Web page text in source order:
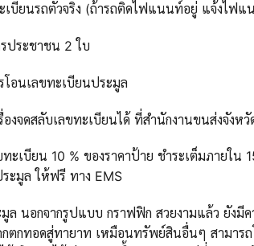
เบียนรถตัวจริง (ถ้ารถติดไฟแนนท์อยู่ แจ้งไฟแ
ประชาชน 2 ใบ
โอนเลขทะเบียนประมูล
องจดสลับเลขทะเบียนได้ ที่สำนักงานขนส่งจังหวั
ทะเบียน 10 % ของราคาป้าย ชำระเต็มภายใ
ระมูล ให้ฟรี ทาง EMS
ล นอกจากรูปแบบ กราฟฟิก สวยงามแล้ว ยังมี
ตกทอดสู่ทายาท เหมือนทรัพย์สินอื่นๆ สามารถ